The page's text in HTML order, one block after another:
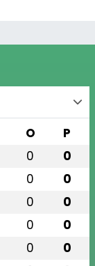
O P
0 0
0 0
0 0
0 0
0 0